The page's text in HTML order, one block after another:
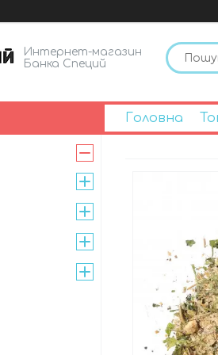
Интернет-магазин
Банка Специй
Головна